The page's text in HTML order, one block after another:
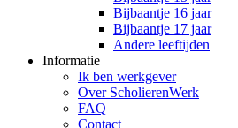
Bijbaantje 16 jaar
Bijbaantje 17 jaar
Andere leeftijden
Informatie
Ik ben werkgever
Over ScholierenWerk
FAQ
Contact